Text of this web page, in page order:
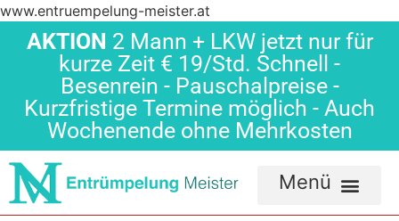
www.entruempelung-meister.at
AKTION 2 Mann + LKW jetzt nur für
kurze Zeit € 19/Std. Schnell -
Besenrein - Pauschalpreise -
Kurzfristige Termine möglich - Auch
Wochenende ohne Mehrkosten